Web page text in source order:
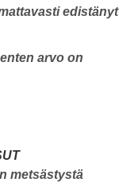
edistänyt
arvo on
metsästystä